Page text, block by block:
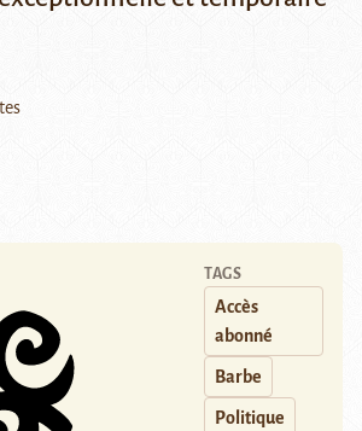
TAGS
Accès
abonné
Barbe
Politique